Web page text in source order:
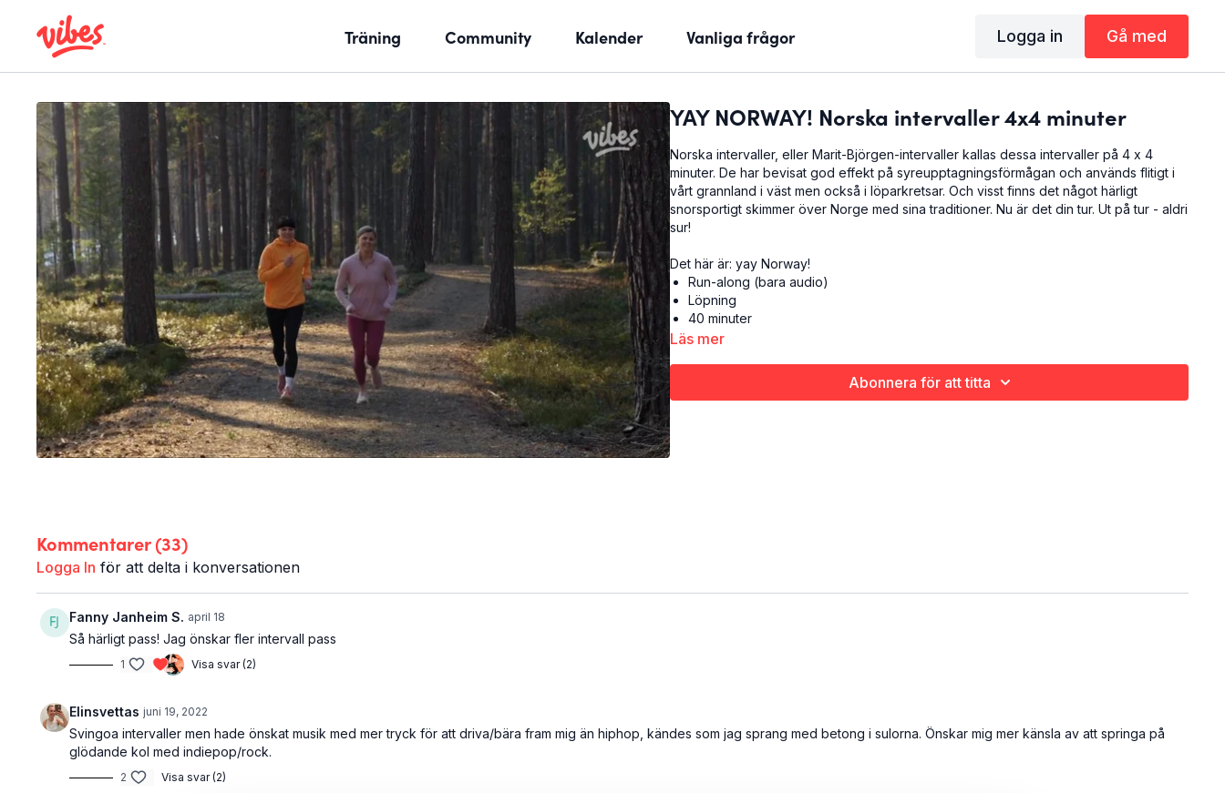
Träning Community Kalender Vanliga frågor Logga in Gå med
YAY NORWAY! Norska intervaller 4x4 minuter
Norska intervaller, eller Marit-Björgen-intervaller kallas dessa intervaller på 4 x 4
minuter. De har bevisat god effekt på syreupptagningsförmågan och används flitigt i
vårt grannland i väst men också i löparkretsar. Och visst finns det något härligt
snorsportigt skimmer över Norge med sina traditioner. Nu är det din tur. Ut på tur - aldri
sur!
Det här är: yay Norway!
Run-along (bara audio)
Löpning
40 minuter
Läs mer
Abonnera för att titta
Kommentarer (33)
Logga In för att delta i konversationen
Fanny Janheim S. april 18
Så härligt pass! Jag önskar fler intervall pass
1 Visa svar (2)
Elinsvettas juni 19, 2022
Svingoa intervaller men hade önskat musik med mer tryck för att driva/bära fram mig än hiphop, kändes som jag sprang med betong i sulorna. Önskar mig mer känsla av att springa på
glödande kol med indiepop/rock.
2 Visa svar (2)